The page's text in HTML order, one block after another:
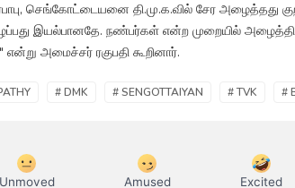
செங்கோட்டையனை தி.மு.க.வில் சேர அழைத்தது
இயல்பானதே. நண்பர்கள் என்ற முறையில்
அமைச்சர் ரகுபதி கூறினார்.
# DMK # SENGOTTAIYAN # TVK #